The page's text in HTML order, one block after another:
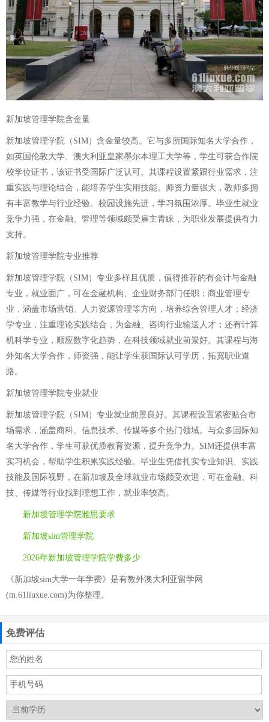
新加坡管理学院含金量
新加坡管理学院（SIM）含金量较高。它与多所国际知名大学合作，
如英国伦敦大学、澳大利亚皇家墨尔本理工大学等，学生可获合作院
校学位证书，该证书受国际广泛认可。其课程设置紧跟行业需求，注
重实践与理论结合，能培养学生实用技能。师资力量强大，教师多拥
有丰富教学与行业经验。校园设施先进，学习氛围浓厚。毕业生就业
竞争力强，在金融、管理等领域颇受雇主青睐，为职业发展提供有力
支持。
新加坡管理学院专业推荐
新加坡管理学院（SIM）专业多样且优质，值得推荐的有会计与金融
专业，就业面广，可在金融机构、企业财务部门任职；商业管理专
业，涵盖市场营销、人力资源管理等方向，培养综合管理人才；经济
学专业，注重理论实践结合，为金融、咨询行业输送人才；还有计算
机科学专业，顺应数字化趋势，在科技领域就业前景好。其课程与海
外知名大学合作，师资强，能让学生获国际认可学历，拓宽职业道
路。
新加坡管理学院专业就业
新加坡管理学院（SIM）专业就业前景良好。其课程设置紧密贴合市
场需求，涵盖商科、信息技术、传媒等多个热门领域。与众多国际知
名大学合作，学生可获优质教育资源，提升竞争力。SIM还提供丰富
实习机会，帮助学生积累实践经验。毕业生凭借扎实专业知识、实践
技能及国际视野，在新加坡及全球就业市场颇受欢迎，可在金融、科
技、传媒等行业找到理想工作，就业率较高。
新加坡管理学院雅思要求
新加坡sim管理学院
2026年新加坡管理学院学费多少
《新加坡sim大学一年学费》是有教外澳大利亚留学网
(m.61liuxue.com)为你整理。
免费评估